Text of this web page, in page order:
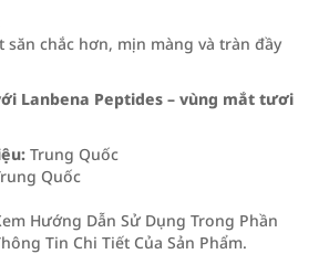
săn chắc hơn, mịn màng và tràn đầy
Lanbena Peptides – vùng mắt tươi
Trung Quốc
Quốc
Hướng Dẫn Sử Dụng Trong Phần
Tin Chi Tiết Của Sản Phẩm.